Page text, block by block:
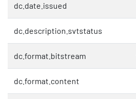
dc.date.issued
dc.description.svtstatus
dc.format.bitstream
dc.format.content